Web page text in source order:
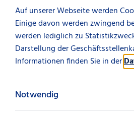
Auf unserer Webseite werden
Einige davon werden zwingend
werden lediglich zu
Darstellung der
Informationen finden Sie in der
Notwendig
Suche
Nichts gefunden?
es hier!